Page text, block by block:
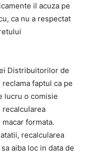
il acuza pe
ca nu a respectat
Distribuitorilor de
reclama faptul ca pe
lucru o comisie
recalcularea
formata.
recalcularea
aiba loc in data de